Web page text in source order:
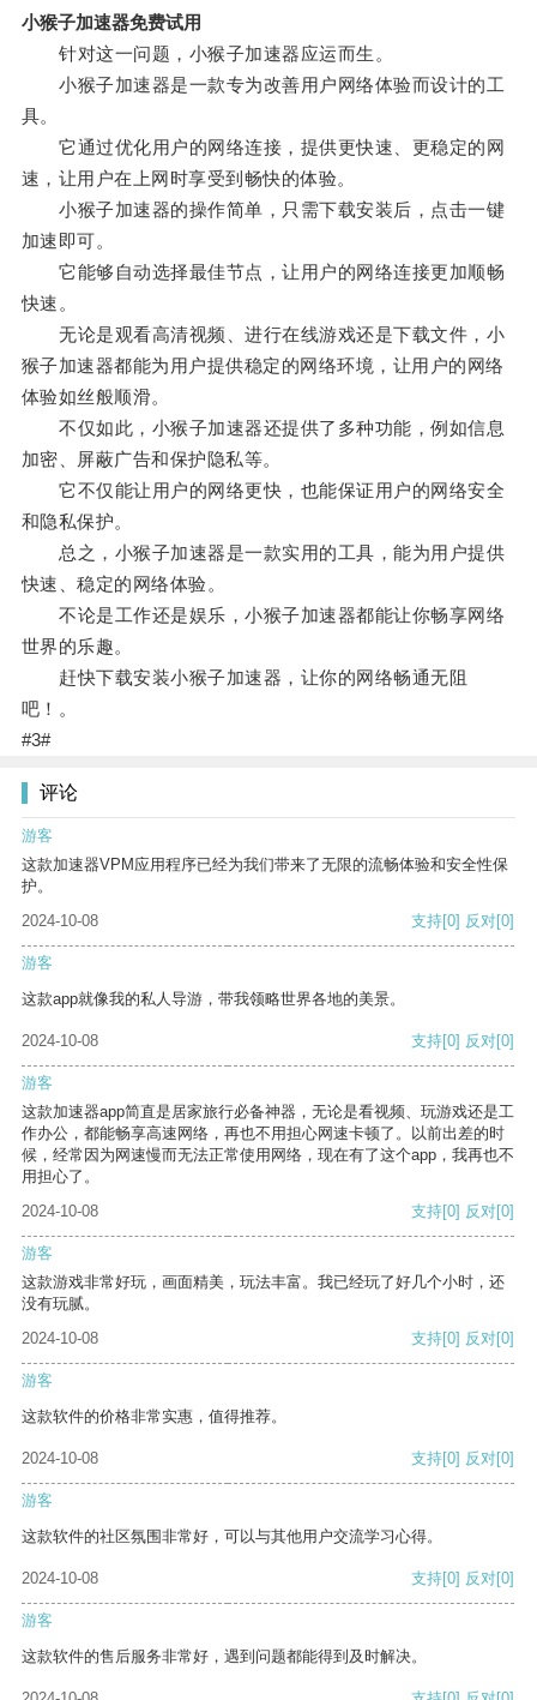
小猴子加速器免费试用
针对这一问题，小猴子加速器应运而生。
小猴子加速器是一款专为改善用户网络体验而设计的工
具。
它通过优化用户的网络连接，提供更快速、更稳定的网
速，让用户在上网时享受到畅快的体验。
小猴子加速器的操作简单，只需下载安装后，点击一键
加速即可。
它能够自动选择最佳节点，让用户的网络连接更加顺畅
快速。
无论是观看高清视频、进行在线游戏还是下载文件，小
猴子加速器都能为用户提供稳定的网络环境，让用户的网络
体验如丝般顺滑。
不仅如此，小猴子加速器还提供了多种功能，例如信息
加密、屏蔽广告和保护隐私等。
它不仅能让用户的网络更快，也能保证用户的网络安全
和隐私保护。
总之，小猴子加速器是一款实用的工具，能为用户提供
快速、稳定的网络体验。
不论是工作还是娱乐，小猴子加速器都能让你畅享网络
世界的乐趣。
赶快下载安装小猴子加速器，让你的网络畅通无阻
吧！。
#3#
评论
游客
这款加速器VPM应用程序已经为我们带来了无限的流畅体验和安全性保
护。
2024-10-08
支持[0] 反对[0]
游客
这款app就像我的私人导游，带我领略世界各地的美景。
2024-10-08 支持[0] 反对[0]
游客
这款加速器app简直是居家旅行必备神器，无论是看视频、玩游戏还是工
作办公，都能畅享高速网络，再也不用担心网速卡顿了。以前出差的时
候，经常因为网速慢而无法正常使用网络，现在有了这个app，我再也不
用担心了。
2024-10-08
支持[0] 反对[0]
游客
这款游戏非常好玩，画面精美，玩法丰富。我已经玩了好几个小时，还
没有玩腻。
2024-10-08
支持[0] 反对[0]
游客
这款软件的价格非常实惠，值得推荐。
2024-10-08 支持[0] 反对[0]
游客
这款软件的社区氛围非常好，可以与其他用户交流学习心得。
2024-10-08 支持[0] 反对[0]
游客
这款软件的售后服务非常好，遇到问题都能得到及时解决。